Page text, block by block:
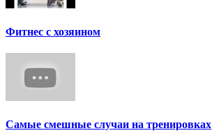
Фитнес с хозяином
Самые смешные случаи на тренировках